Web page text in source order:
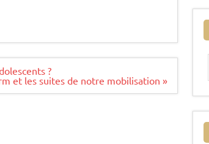
?
et les suites de notre mobilisation »